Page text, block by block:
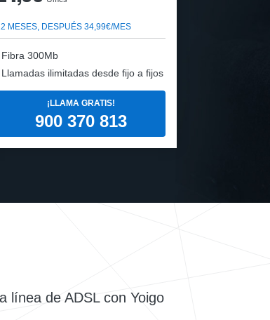
MESES, DESPUÉS 34,99€/MES
Fibra 300Mb
Llamadas ilimitadas desde fijo a fijos
¡LLAMA GRATIS!
900 370 813
línea de ADSL con Yoigo